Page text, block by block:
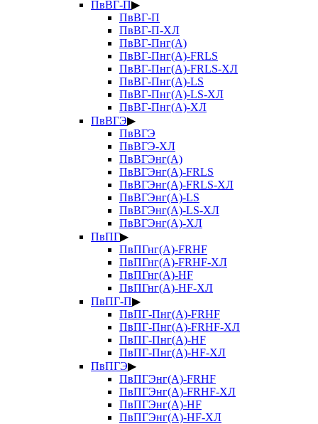
ПвВГ-П▶
ПвВГ-П
ПвВГ-П-ХЛ
ПвВГ-Пнг(А)
ПвВГ-Пнг(А)-FRLS
ПвВГ-Пнг(А)-FRLS-ХЛ
ПвВГ-Пнг(А)-LS
ПвВГ-Пнг(А)-LS-ХЛ
ПвВГ-Пнг(А)-ХЛ
ПвВГЭ▶
ПвВГЭ
ПвВГЭ-ХЛ
ПвВГЭнг(А)
ПвВГЭнг(А)-FRLS
ПвВГЭнг(А)-FRLS-ХЛ
ПвВГЭнг(А)-LS
ПвВГЭнг(А)-LS-ХЛ
ПвВГЭнг(А)-ХЛ
ПвПГ▶
ПвПГнг(А)-FRHF
ПвПГнг(А)-FRHF-ХЛ
ПвПГнг(А)-HF
ПвПГнг(А)-HF-ХЛ
ПвПГ-П▶
ПвПГ-Пнг(А)-FRHF
ПвПГ-Пнг(А)-FRHF-ХЛ
ПвПГ-Пнг(А)-HF
ПвПГ-Пнг(А)-HF-ХЛ
ПвПГЭ▶
ПвПГЭнг(А)-FRHF
ПвПГЭнг(А)-FRHF-ХЛ
ПвПГЭнг(А)-HF
ПвПГЭнг(А)-HF-ХЛ